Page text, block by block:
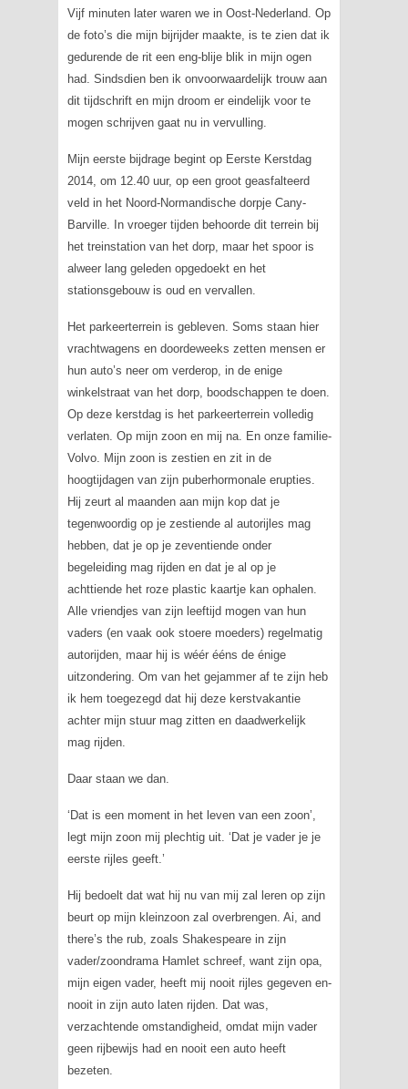
Vijf minuten later waren we in Oost-Nederland. Op
de foto’s die mijn bijrijder maakte, is te zien dat ik
gedurende de rit een eng-blije blik in mijn ogen
had. Sindsdien ben ik onvoorwaardelijk trouw aan
dit tijdschrift en mijn droom er eindelijk voor te
mogen schrijven gaat nu in vervulling.
Mijn eerste bijdrage begint op Eerste Kerstdag
2014, om 12.40 uur, op een groot geasfalteerd
veld in het Noord-Normandische dorpje Cany-
Barville. In vroeger tijden behoorde dit terrein bij
het treinstation van het dorp, maar het spoor is
alweer lang geleden opgedoekt en het
stationsgebouw is oud en vervallen.
Het parkeerterrein is gebleven. Soms staan hier
vrachtwagens en doordeweeks zetten mensen er
hun auto’s neer om verderop, in de enige
winkelstraat van het dorp, boodschappen te doen.
Op deze kerstdag is het parkeerterrein volledig
verlaten. Op mijn zoon en mij na. En onze familie-
Volvo. Mijn zoon is zestien en zit in de
hoogtijdagen van zijn puberhormonale erupties.
Hij zeurt al maanden aan mijn kop dat je
tegenwoordig op je zestiende al autorijles mag
hebben, dat je op je zeventiende onder
begeleiding mag rijden en dat je al op je
achttiende het roze plastic kaartje kan ophalen.
Alle vriendjes van zijn leeftijd mogen van hun
vaders (en vaak ook stoere moeders) regelmatig
autorijden, maar hij is wéér ééns de énige
uitzondering. Om van het gejammer af te zijn heb
ik hem toegezegd dat hij deze kerstvakantie
achter mijn stuur mag zitten en daadwerkelijk
mag rijden.
Daar staan we dan.
‘Dat is een moment in het leven van een zoon’,
legt mijn zoon mij plechtig uit. ‘Dat je vader je je
eerste rijles geeft.’
Hij bedoelt dat wat hij nu van mij zal leren op zijn
beurt op mijn kleinzoon zal overbrengen. Ai, and
there’s the rub, zoals Shakespeare in zijn
vader/zoondrama Hamlet schreef, want zijn opa,
mijn eigen vader, heeft mij nooit rijles gegeven en-
nooit in zijn auto laten rijden. Dat was,
verzachtende omstandigheid, omdat mijn vader
geen rijbewijs had en nooit een auto heeft
bezeten.